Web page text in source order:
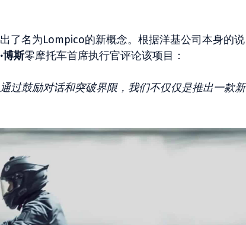
了名为Lompico的新概念。根据洋基公司本身的说
博斯零摩托车首席执行官评论该项目：
过鼓励对话和突破界限，我们不仅仅是推出一款新